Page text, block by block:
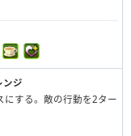
ンジ
にする。敵の行動を2ター